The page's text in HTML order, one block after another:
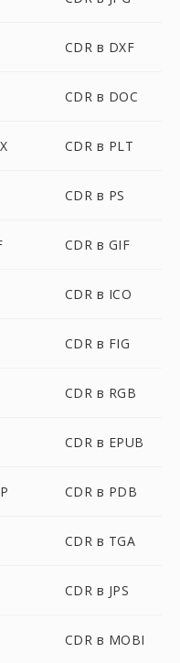
CDR в DXF
CDR в DOC
CDR в PLT
CDR в PS
CDR в GIF
CDR в ICO
CDR в FIG
CDR в RGB
CDR в EPUB
CDR в PDB
CDR в TGA
CDR в JPS
CDR в MOBI